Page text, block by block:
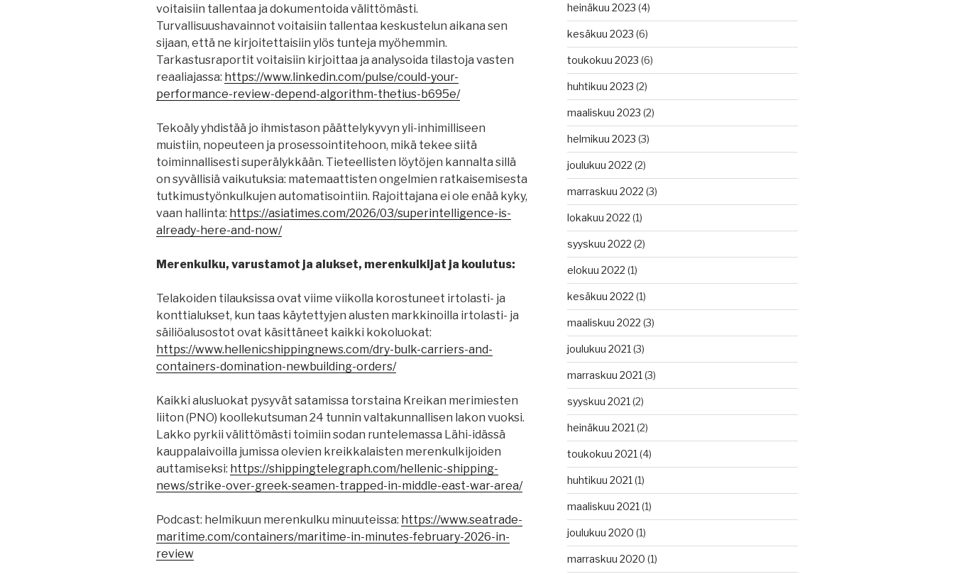
voitaisiin tallentaa ja dokumentoida välittömästi.
Turvallisuushavainnot voitaisiin tallentaa keskustelun aikana sen
sijaan, että ne kirjoitettaisiin ylös tunteja myöhemmin.
Tarkastusraportit voitaisiin kirjoittaa ja analysoida tilastoja vasten
reaaliajassa: https://www.linkedin.com/pulse/could-your-
performance-review-depend-algorithm-thetius-b695e/
Tekoäly yhdistää jo ihmistason päättelykyvyn yli-inhimilliseen
muistiin, nopeuteen ja prosessointitehoon, mikä tekee siitä
toiminnallisesti superälykkään. Tieteellisten löytöjen kannalta sillä
on syvällisiä vaikutuksia: matemaattisten ongelmien ratkaisemisesta
tutkimustyönkulkujen automatisointiin. Rajoittajana ei ole enää kyky,
vaan hallinta: https://asiatimes.com/2026/03/superintelligence-is-
already-here-and-now/
Merenkulku, varustamot ja alukset, merenkulkijat ja koulutus:
Telakoiden tilauksissa ovat viime viikolla korostuneet irtolasti- ja
konttialukset, kun taas käytettyjen alusten markkinoilla irtolasti- ja
säiliöalusostot ovat käsittäneet kaikki kokoluokat:
https://www.hellenicshippingnews.com/dry-bulk-carriers-and-
containers-domination-newbuilding-orders/
Kaikki alusluokat pysyvät satamissa torstaina Kreikan merimiesten
liiton (PNO) koollekutsuman 24 tunnin valtakunnallisen lakon vuoksi.
Lakko pyrkii välittömästi toimiin sodan runtelemassa Lähi-idässä
kauppalaivoilla jumissa olevien kreikkalaisten merenkulkijoiden
auttamiseksi: https://shippingtelegraph.com/hellenic-shipping-
news/strike-over-greek-seamen-trapped-in-middle-east-war-area/
Podcast: helmikuun merenkulku minuuteissa: https://www.seatrade-
maritime.com/containers/maritime-in-minutes-february-2026-in-
review
heinäkuu 2023 (4)
kesäkuu 2023 (6)
toukokuu 2023 (6)
huhtikuu 2023 (2)
maaliskuu 2023 (2)
helmikuu 2023 (3)
joulukuu 2022 (2)
marraskuu 2022 (3)
lokakuu 2022 (1)
syyskuu 2022 (2)
elokuu 2022 (1)
kesäkuu 2022 (1)
maaliskuu 2022 (3)
joulukuu 2021 (3)
marraskuu 2021 (3)
syyskuu 2021 (2)
heinäkuu 2021 (2)
toukokuu 2021 (4)
huhtikuu 2021 (1)
maaliskuu 2021 (1)
joulukuu 2020 (1)
marraskuu 2020 (1)